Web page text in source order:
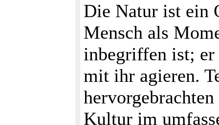
Die Natur ist ein
Mensch als
inbegriffen ist; er
mit ihr agieren.
Kultur im